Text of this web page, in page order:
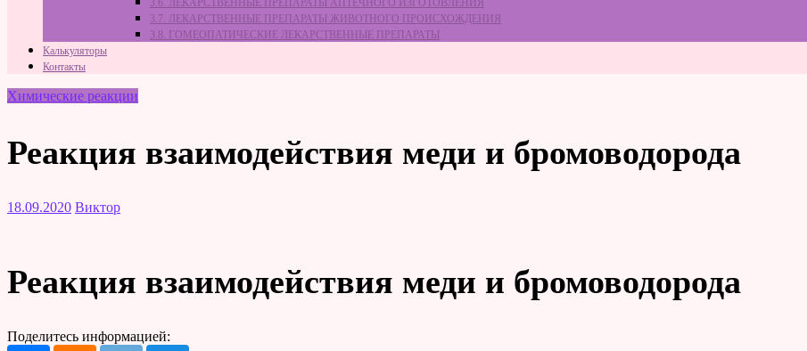
3.6. ЛЕКАРСТВЕННЫЕ ПРЕПАРАТЫ АПТЕЧНОГО ИЗГОТОВЛЕНИЯ
3.7. ЛЕКАРСТВЕННЫЕ ПРЕПАРАТЫ ЖИВОТНОГО ПРОИСХОЖДЕНИЯ
3.8. ГОМЕОПАТИЧЕСКИЕ ЛЕКАРСТВЕННЫЕ ПРЕПАРАТЫ
Калькуляторы
Контакты
Химические реакции
Реакция взаимодействия меди и бромоводорода
18.09.2020 Виктор
Реакция взаимодействия меди и бромоводорода
Поделитесь информацией: